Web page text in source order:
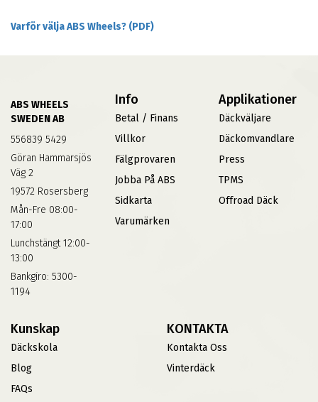
Varför välja ABS Wheels? (PDF)
ABS WHEELS
SWEDEN AB
556839 5429
Göran Hammarsjös
Väg 2
19572 Rosersberg
Mån-Fre 08:00-
17:00
Lunchstängt 12:00-
13:00
Bankgiro: 5300-
1194
Info
Betal / Finans
Villkor
Fälgprovaren
Jobba På ABS
Sidkarta
Varumärken
Applikationer
Däckväljare
Däckomvandlare
Press
TPMS
Offroad Däck
Kunskap
Däckskola
Blog
FAQs
KONTAKTA
Kontakta Oss
Vinterdäck